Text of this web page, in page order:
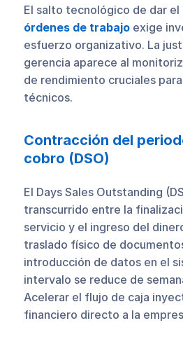
El salto tecnológico de dar el
órdenes de trabajoexige
esfuerzo organizativo. La
gerencia aparece al
de rendimiento cruciales
técnicos.
Contracción del
cobro (DSO)
El Days Sales Outstanding
transcurrido entre la
servicio y el ingreso del
traslado físico de
introducción de datos en el
intervalo se reduce de
Acelerar el flujo de caja
financiero directo a la